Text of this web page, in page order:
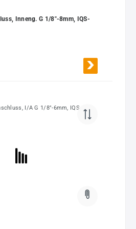
Inneng. G 1/8"-8mm, IQS-